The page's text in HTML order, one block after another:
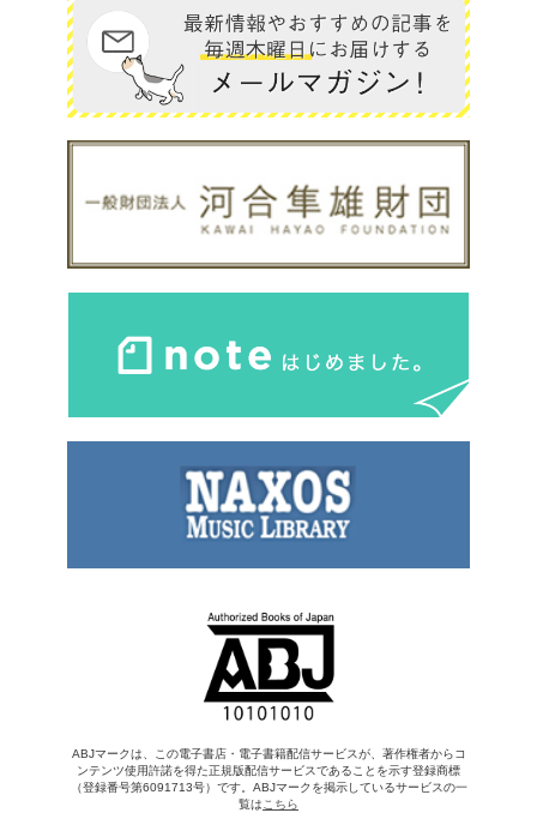
ABJマークは、この電子書店・電子書籍配信サービスが、著作権者からコ
ンテンツ使用許諾を得た正規版配信サービスであることを示す登録商標
（登録番号第6091713号）です。ABJマークを掲示しているサービスの一
覧は こちら